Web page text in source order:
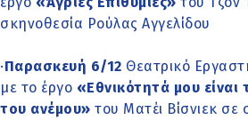
σκηνοθεσία Ρούλας Αγγελίδου
·Παρασκευή 6/12 Θεατρικό
με το έργο «Εθνικότητά μου
του ανέμου» του Ματέι Βίσνιεκ σε